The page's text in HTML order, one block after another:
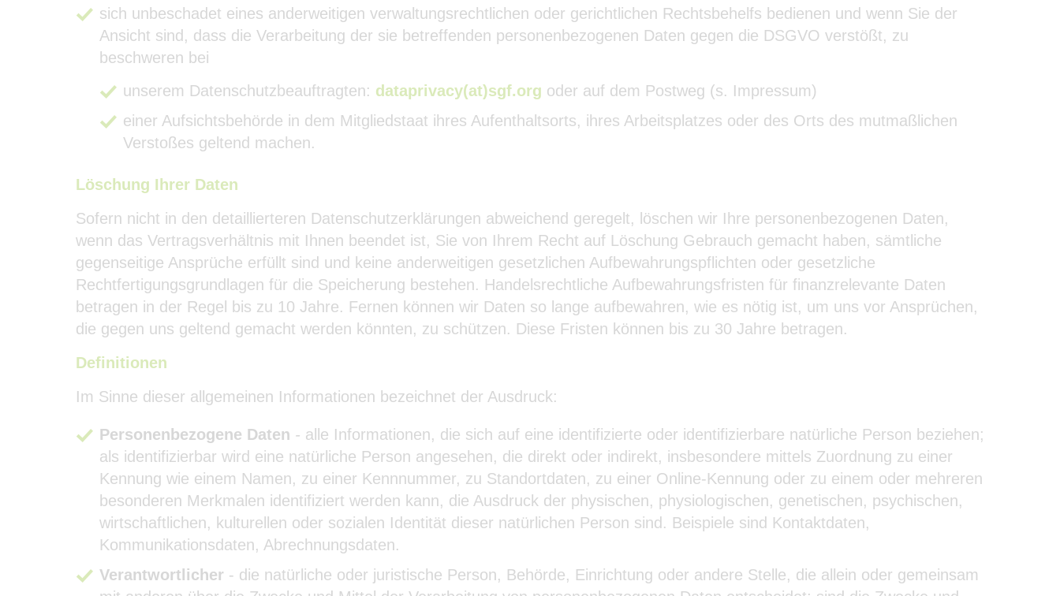
sich unbeschadet eines anderweitigen verwaltungsrechtlichen oder gerichtlichen Rechtsbehelfs bedienen und wenn Sie der
Ansicht sind, dass die Verarbeitung der sie betreffenden personenbezogenen Daten gegen die DSGVO verstößt, zu
beschweren bei
unserem Datenschutzbeauftragten: dataprivacy(at)sgf.org oder auf dem Postweg (s. Impressum)
einer Aufsichtsbehörde in dem Mitgliedstaat ihres Aufenthaltsorts, ihres Arbeitsplatzes oder des Orts des mutmaßlichen
Verstoßes geltend machen.
Löschung Ihrer Daten
Sofern nicht in den detaillierteren Datenschutzerklärungen abweichend geregelt, löschen wir Ihre personenbezogenen Daten,
wenn das Vertragsverhältnis mit Ihnen beendet ist, Sie von Ihrem Recht auf Löschung Gebrauch gemacht haben, sämtliche
gegenseitige Ansprüche erfüllt sind und keine anderweitigen gesetzlichen Aufbewahrungspflichten oder gesetzliche
Rechtfertigungsgrundlagen für die Speicherung bestehen. Handelsrechtliche Aufbewahrungsfristen für finanzrelevante Daten
betragen in der Regel bis zu 10 Jahre. Fernen können wir Daten so lange aufbewahren, wie es nötig ist, um uns vor Ansprüchen,
die gegen uns geltend gemacht werden könnten, zu schützen. Diese Fristen können bis zu 30 Jahre betragen.
Definitionen
Im Sinne dieser allgemeinen Informationen bezeichnet der Ausdruck:
Personenbezogene Daten - alle Informationen, die sich auf eine identifizierte oder identifizierbare natürliche Person beziehen;
als identifizierbar wird eine natürliche Person angesehen, die direkt oder indirekt, insbesondere mittels Zuordnung zu einer
Kennung wie einem Namen, zu einer Kennnummer, zu Standortdaten, zu einer Online-Kennung oder zu einem oder mehreren
besonderen Merkmalen identifiziert werden kann, die Ausdruck der physischen, physiologischen, genetischen, psychischen,
wirtschaftlichen, kulturellen oder sozialen Identität dieser natürlichen Person sind. Beispiele sind Kontaktdaten,
Kommunikationsdaten, Abrechnungsdaten.
Verantwortlicher - die natürliche oder juristische Person, Behörde, Einrichtung oder andere Stelle, die allein oder gemeinsam